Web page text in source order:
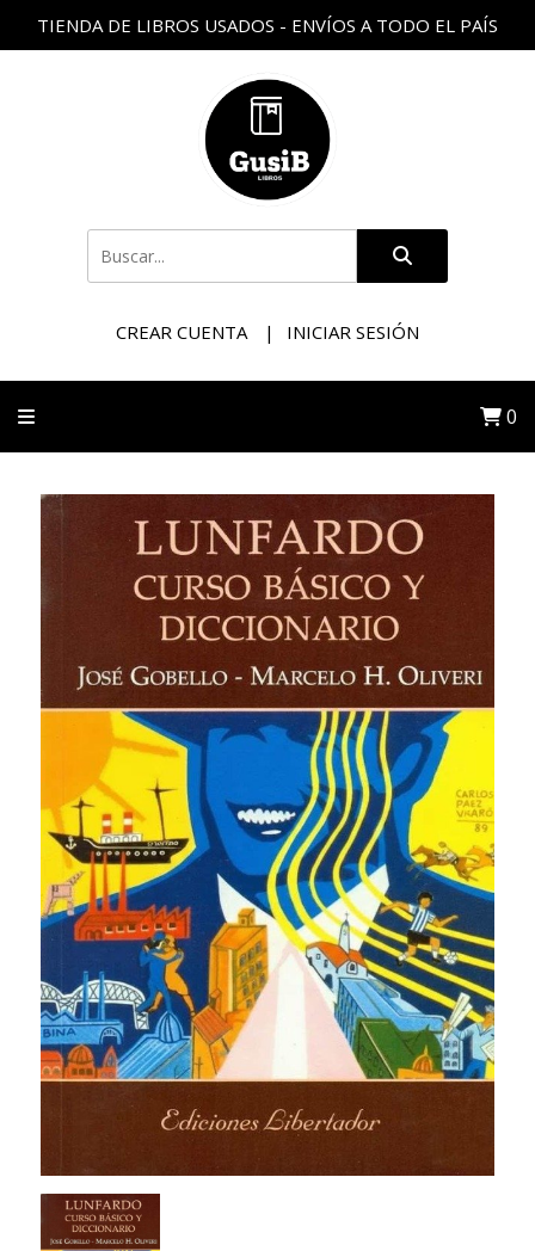
TIENDA DE LIBROS USADOS - ENVÍOS A TODO EL PAÍS
CREAR CUENTA INICIAR SESIÓN
0